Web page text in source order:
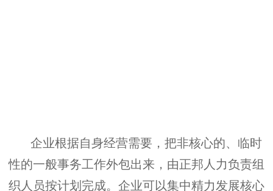
企业根据自身经营需要，把非核心的、临时
性的一般事务工作外包出来，由正邦人力负责组
织人员按计划完成。企业可以集中精力发展核心